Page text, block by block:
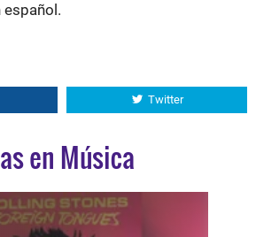
Twitter
en Música